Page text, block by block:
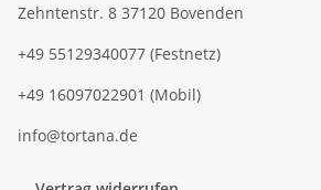
Zehntenstr. 8 37120 Bovenden
+49 55129340077 (Festnetz)
+49 16097022901 (Mobil)
info@tortana.de